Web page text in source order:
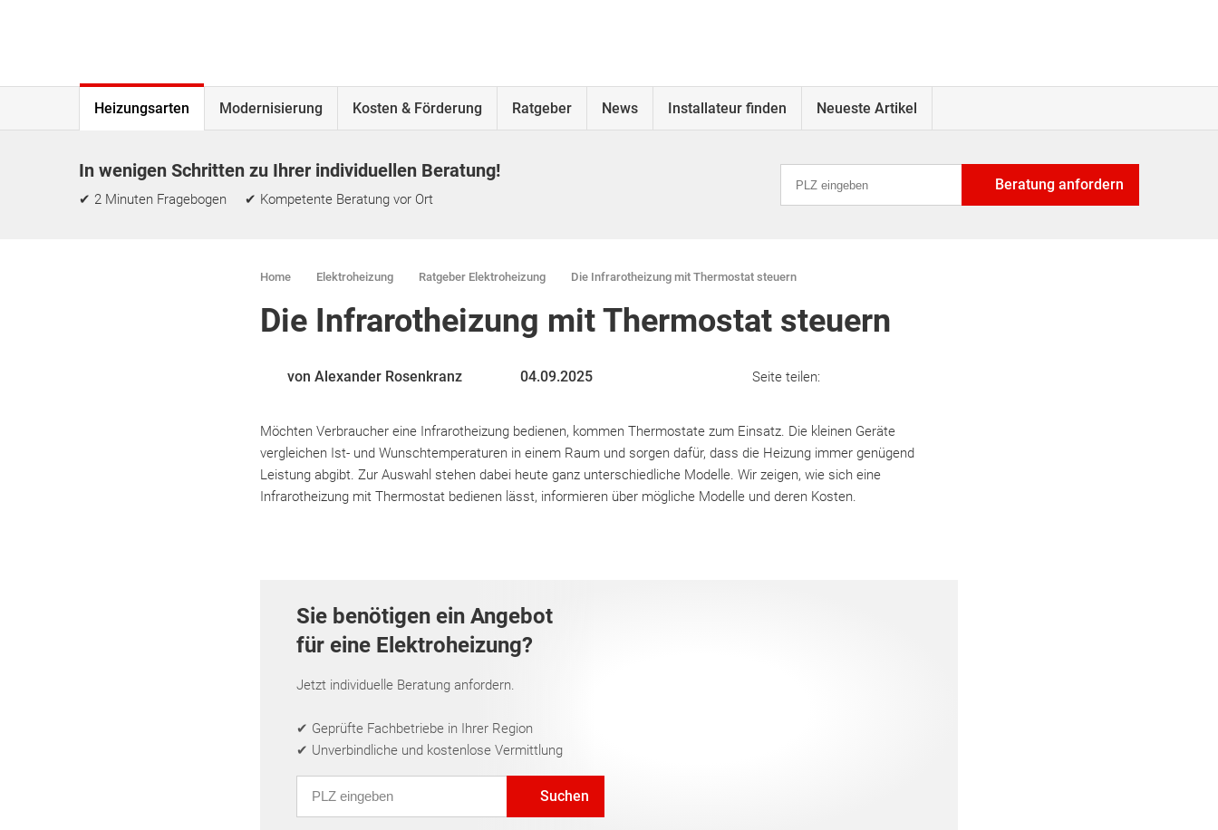
Heizungsarten Modernisierung Kosten & Förderung Ratgeber News Installateur finden Neueste Artikel
In wenigen Schritten zu Ihrer individuellen Beratung!
✔ 2 Minuten Fragebogen ✔ Kompetente Beratung vor Ort
Beratung anfordern
Home Elektroheizung Ratgeber Elektroheizung Die Infrarotheizung mit Thermostat steuern
Die Infrarotheizung mit Thermostat steuern
von Alexander Rosenkranz 04.09.2025 Seite teilen:
Möchten Verbraucher eine Infrarotheizung bedienen, kommen Thermostate zum Einsatz. Die kleinen Geräte
vergleichen Ist- und Wunschtemperaturen in einem Raum und sorgen dafür, dass die Heizung immer genügend
Leistung abgibt. Zur Auswahl stehen dabei heute ganz unterschiedliche Modelle. Wir zeigen, wie sich eine
Infrarotheizung mit Thermostat bedienen lässt, informieren über mögliche Modelle und deren Kosten.
Sie benötigen ein Angebot
für eine Elektroheizung?
Jetzt individuelle Beratung anfordern.
✔ Geprüfte Fachbetriebe in Ihrer Region
✔ Unverbindliche und kostenlose Vermittlung
Suchen